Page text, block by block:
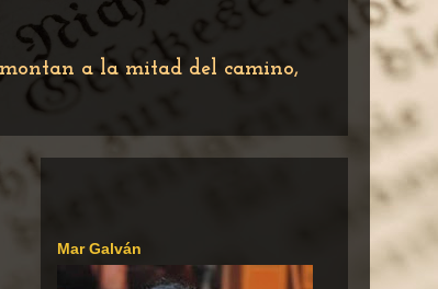
a la mitad del camino,
Mar Galván